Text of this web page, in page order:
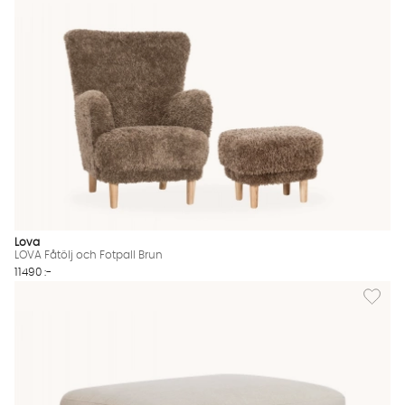
Lova
LOVA Fåtölj och Fotpall Brun
11490 :-
Lägg